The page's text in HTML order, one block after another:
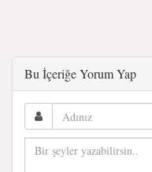
Bu İçeriğe Yorum Yap